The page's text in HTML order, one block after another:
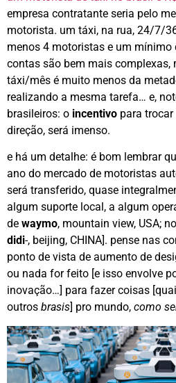
empresa contratante seria pelo
motorista. um táxi, na rua, 24/7/
menos 4 motoristas e um mínimo
contas são bem mais complexas,
táxi/mês é muito menos da
realizando a mesma tarefa… e,
brasileiros: o incentivo para
direção, será imenso.
e há um detalhe: é bom lembrar
ano do mercado de motoristas
será transferido, quase
algum suporte local, a algum
de waymo, mountain view, USA;
didi-, beijing, CHINA]. pense nas
ponto de vista de aumento de
ou nada for feito [e isso envolve
inovação…] para fazer coisas
outros brasis] pro mundo, como